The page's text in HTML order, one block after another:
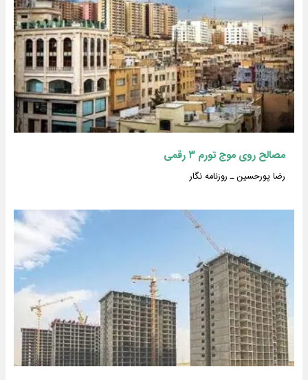
مصالح روی موج تورم ۳ رقمی
رضا پورحسین ـ روزنامه نگار